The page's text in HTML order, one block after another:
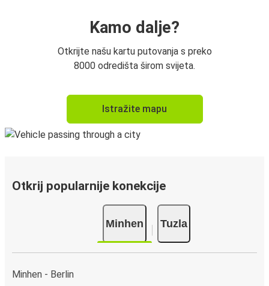
Kamo dalje?
Otkrijte našu kartu putovanja s preko
8000 odredišta širom svijeta.
Istražite mapu
Otkrij popularnije konekcije
Minhen Tuzla
Minhen - Berlin